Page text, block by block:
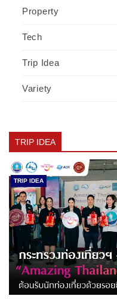
Property
Tech
Trip Idea
Variety
TRIP IDEA
TRIP IDEA